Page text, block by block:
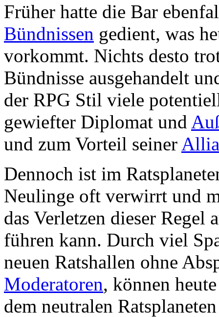
Früher hatte die Bar
Bündnissen gedient, was
vorkommt. Nichts desto
Bündnisse ausgehandelt
der RPG Stil viele
gewiefter Diplomat und
und zum Vorteil seiner
Dennoch ist im
Neulinge oft verwirrt und
das Verletzen dieser Regel
führen kann. Durch viel
neuen Ratshallen ohne
Moderatoren, können
dem neutralen